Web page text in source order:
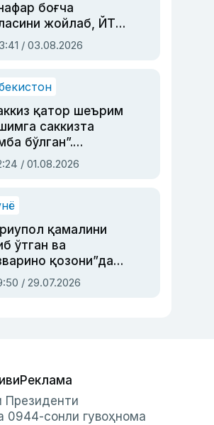
боғча
жойлаб, ЙТҲ
этган аёлга суд
ўқилди
/ 03.08.2026
қатор шеърим
саккизта
бўлган”.
Ориповни
айбловлардан
/ 01.08.2026
қамалини
ўтган ва
қозони”дан
қаҳрамон —
армияси бош
/ 29.07.2026
Реклама
Президенти
0944-сонли гувоҳнома